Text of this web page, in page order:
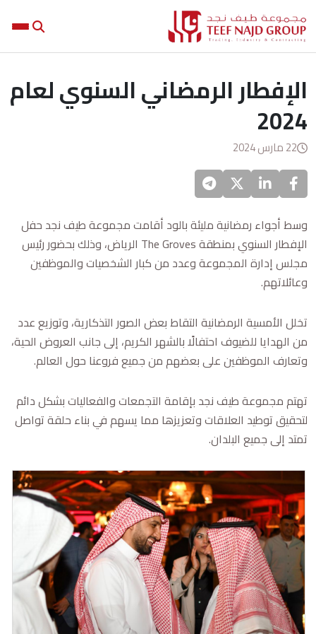
الإفطار الرمضاني السنوي لعام
2024
22 مارس 2024
وسط أجواء رمضانية مليئة بالود أقامت مجموعة طيف نجد حفل
الإفطار السنوي بمنطقة The Groves الرياض، وذلك بحضور رئيس
مجلس إدارة المجموعة وعدد من كبار الشخصيات والموظفين
وعائلاتهم.
تخلل الأمسية الرمضانية التقاط بعض الصور التذكارية، وتوزيع عدد
من الهدايا للضيوف احتفالًا بالشهر الكريم، إلى جانب العروض الحية،
وتعارف الموظفين على بعضهم من جميع فروعنا حول العالم.
تهتم مجموعة طيف نجد بإقامة التجمعات والفعاليات بشكل دائم
لتحقيق توطيد العلاقات وتعزيزها مما يسهم في بناء حلقة تواصل
تمتد إلى جميع البلدان.